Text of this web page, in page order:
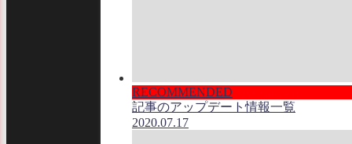
RECOMMENDED
記事のアップデート情報一覧
2020.07.17